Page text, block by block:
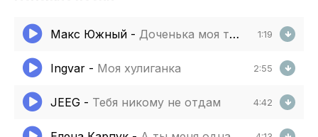
Макс Южный - Доченька моя ты моя весна для меня навеки только ты одна 1:19
Ingvar - Моя хулиганка 2:55
JEEG - Тебя никому не отдам 4:42